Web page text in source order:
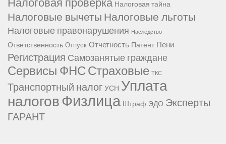
Налоговая тайна
Налоговые вычетыНалоговые льготы
Налоговые правонарушения Наследство
Ответственность Отпуск Отчетность Патент Пени
Регистрация Самозанятые граждане
Сервисы ФНССтраховые ТКС
Транспортный налогУСН Уплата
налоговФизлица Штраф ЭДО Эксперты
ГАРАНТ